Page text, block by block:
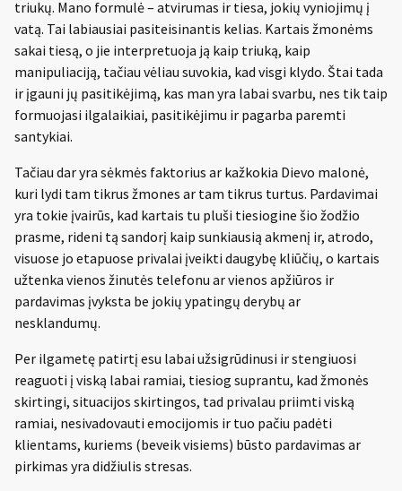
triukų. Mano formulė – atvirumas ir tiesa, jokių vyniojimų į
vatą. Tai labiausiai pasiteisinantis kelias. Kartais žmonėms
sakai tiesą, o jie interpretuoja ją kaip triuką, kaip
manipuliaciją, tačiau vėliau suvokia, kad visgi klydo. Štai tada
ir įgauni jų pasitikėjimą, kas man yra labai svarbu, nes tik taip
formuojasi ilgalaikiai, pasitikėjimu ir pagarba paremti
santykiai.
Tačiau dar yra sėkmės faktorius ar kažkokia Dievo malonė,
kuri lydi tam tikrus žmones ar tam tikrus turtus. Pardavimai
yra tokie įvairūs, kad kartais tu pluši tiesiogine šio žodžio
prasme, rideni tą sandorį kaip sunkiausią akmenį ir, atrodo,
visuose jo etapuose privalai įveikti daugybę kliūčių, o kartais
užtenka vienos žinutės telefonu ar vienos apžiūros ir
pardavimas įvyksta be jokių ypatingų derybų ar
nesklandumų.
Per ilgametę patirtį esu labai užsigrūdinusi ir stengiuosi
reaguoti į viską labai ramiai, tiesiog suprantu, kad žmonės
skirtingi, situacijos skirtingos, tad privalau priimti viską
ramiai, nesivadovauti emocijomis ir tuo pačiu padėti
klientams, kuriems (beveik visiems) būsto pardavimas ar
pirkimas yra didžiulis stresas.